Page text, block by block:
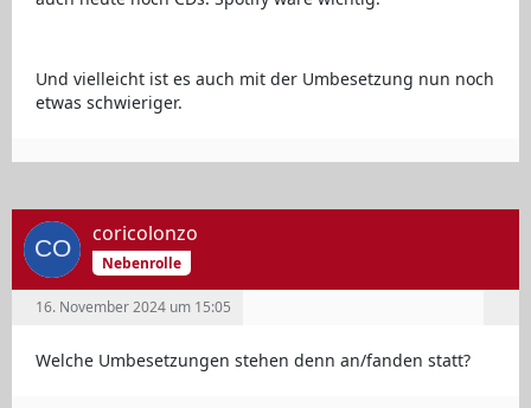
Und vielleicht ist es auch mit der Umbesetzung nun noch
etwas schwieriger.
coricolonzo
Nebenrolle
16. November 2024 um 15:05
Welche Umbesetzungen stehen denn an/fanden statt?